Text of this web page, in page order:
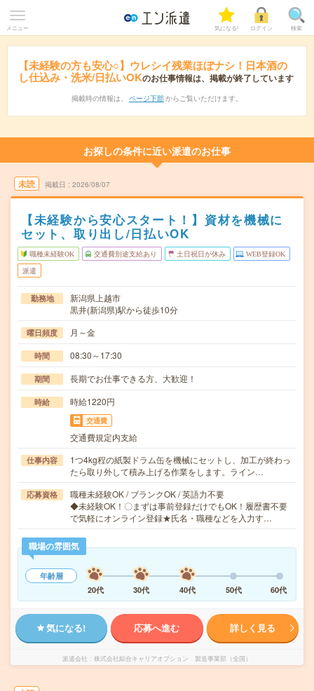
メニュー 気になる! ログイン 検索
【未経験の方も安心○】ウレシイ残業ほぼナシ！日本酒の
し仕込み・洗米/日払いOKのお仕事情報は、掲載が終了しています
掲載時の情報は、 ページ下部 からご覧いただけます。
お探しの条件に近い派遣のお仕事
未読 掲載日 2026/08/07
【未経験から安心スタート！】資材を機械に
セット、取り出し/日払いOK
職種未経験OK 交通費別途支給あり 土日祝日が休み WEB登録OK
派遣
勤務地
新潟県上越市
黒井(新潟県)駅から徒歩10分
曜日頻度 月～金
時間 08:30～17:30
期間 長期でお仕事できる方、大歓迎！
時給 時給1220円
交通費
交通費規定内支給
仕事内容
1つ4kg程の紙製ドラム缶を機械にセットし、加工が終わっ
たら取り外して積み上げる作業をします。ライン…
応募資格
職種未経験OK / ブランクOK / 英語力不要
◆未経験OK！〇まずは事前登録だけでもOK！履歴書不要
で気軽にオンライン登録★氏名・職種などを入力す…
職場の雰囲気
年齢層
20代
30代 40代 50代 60代
気になる! 応募へ進む 詳しく見る
派遣会社 株式会社綜合キャリアオプション 製造事業部（全国）